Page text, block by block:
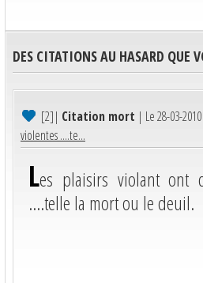
DES CITATIONS AU HASARD QUE
[2]| Citation mort | Le 28-03-
violentes ....te...
Les plaisirs violant ont
....telle la mort ou le deuil.